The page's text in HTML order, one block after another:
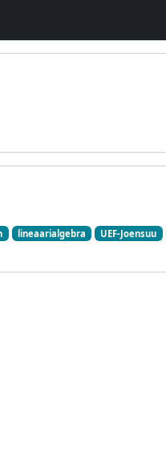
lineaarialgebra UEF-Joensuu